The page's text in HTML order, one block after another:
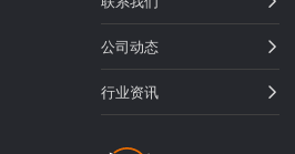
公司动态
行业资讯